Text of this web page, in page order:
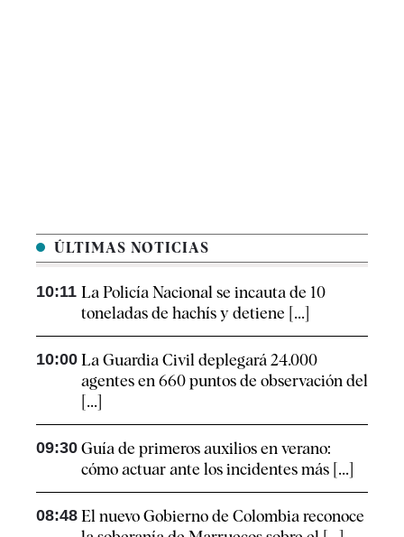
ÚLTIMAS NOTICIAS
10:11 La Policía Nacional se incauta de 10
toneladas de hachís y detiene [...]
10:00 La Guardia Civil deplegará 24.000
agentes en 660 puntos de observación del
[...]
09:30 Guía de primeros auxilios en verano:
cómo actuar ante los incidentes más [...]
08:48 El nuevo Gobierno de Colombia reconoce